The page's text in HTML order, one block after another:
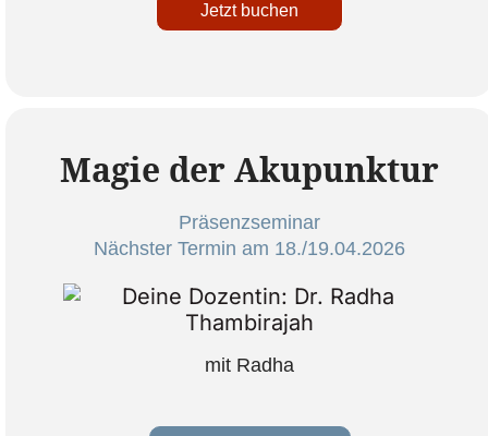
Jetzt buchen
Magie der Akupunktur
Präsenzseminar
Nächster Termin am 18./19.04.2026
mit Radha